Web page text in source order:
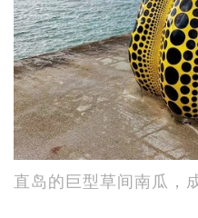
直岛的巨型草间南瓜，